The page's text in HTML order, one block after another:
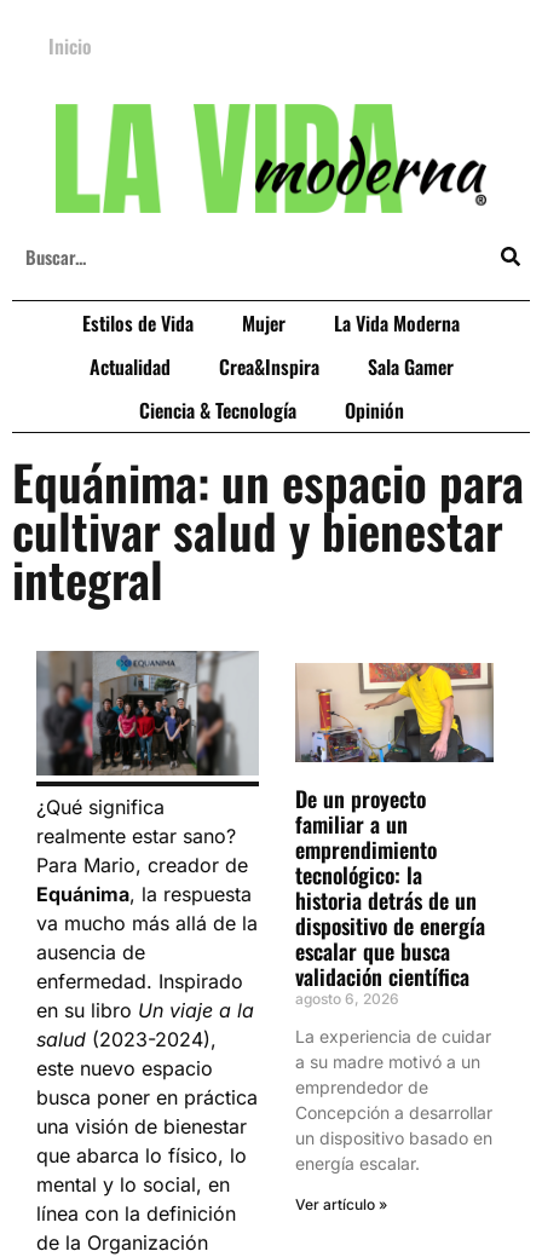
Inicio
Estilos de Vida Mujer
La Vida Moderna
Actualidad
Crea&Inspira
Sala Gamer
Ciencia & Tecnología
Opinión
Equánima: un espacio para
cultivar salud y bienestar
integral
¿Qué significa
realmente estar sano?
Para Mario, creador de
Equánima, la respuesta
va mucho más allá de la
ausencia de
enfermedad. Inspirado
en su libro Un viaje a la
salud (2023-2024),
este nuevo espacio
busca poner en práctica
una visión de bienestar
que abarca lo físico, lo
mental y lo social, en
línea con la definición
de la Organización
De un proyecto
familiar a un
emprendimiento
tecnológico: la
historia detrás de un
dispositivo de energía
escalar que busca
validación científica
agosto 6, 2026
La experiencia de cuidar
a su madre motivó a un
emprendedor de
Concepción a desarrollar
un dispositivo basado en
energía escalar.
Ver artículo »